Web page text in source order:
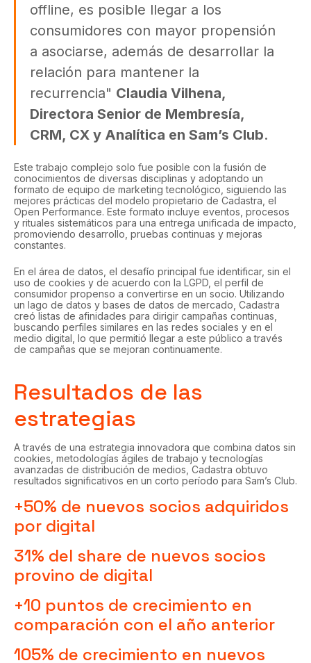
offline, es posible llegar a los
consumidores con mayor propensión
a asociarse, además de desarrollar la
relación para mantener la
recurrencia" Claudia Vilhena,
Directora Senior de Membresía,
CRM, CX y Analítica en Sam’s Club.
Este trabajo complejo solo fue posible con la fusión de
conocimientos de diversas disciplinas y adoptando un
formato de equipo de marketing tecnológico, siguiendo las
mejores prácticas del modelo propietario de Cadastra, el
Open Performance. Este formato incluye eventos, procesos
y rituales sistemáticos para una entrega unificada de impacto,
promoviendo desarrollo, pruebas continuas y mejoras
constantes.
En el área de datos, el desafío principal fue identificar, sin el
uso de cookies y de acuerdo con la LGPD, el perfil de
consumidor propenso a convertirse en un socio. Utilizando
un lago de datos y bases de datos de mercado, Cadastra
creó listas de afinidades para dirigir campañas continuas,
buscando perfiles similares en las redes sociales y en el
medio digital, lo que permitió llegar a este público a través
de campañas que se mejoran continuamente.
Resultados de las
estrategias
A través de una estrategia innovadora que combina datos sin
cookies, metodologías ágiles de trabajo y tecnologías
avanzadas de distribución de medios, Cadastra obtuvo
resultados significativos en un corto período para Sam’s Club.
+50% de nuevos socios adquiridos
por digital
31% del share de nuevos socios
provino de digital
+10 puntos de crecimiento en
comparación con el año anterior
105% de crecimiento en nuevos